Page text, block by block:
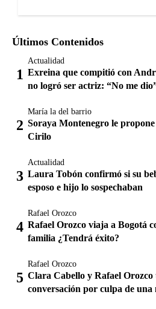
Últimos Contenidos
Actualidad
Exreina que compitió con
no logró ser actriz: “No me
María la del barrio
Soraya Montenegro le
Cirilo
Actualidad
Laura Tobón confirmó si su
esposo e hijo lo sospechaban
Rafael Orozco
Rafael Orozco viaja a Bogotá
familia ¿Tendrá éxito?
Rafael Orozco
Clara Cabello y Rafael Orozco
conversación por culpa de una